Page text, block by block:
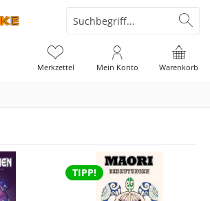
Warenkorb
Merkzettel Mein Konto
TIPP!